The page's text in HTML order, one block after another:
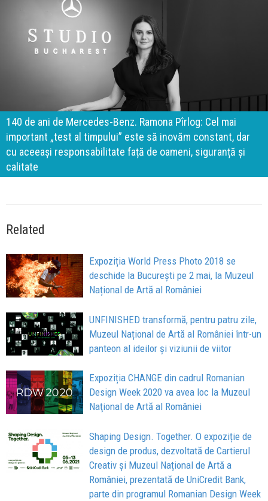
140 de ani de Mercedes-Benz. Ramona Pîrlog: Cel mai
important „test al timpului” este să inovăm constant, dar
cu aceeași responsabilitate față de oameni, siguranță și
calitate
Related
Expoziția World Press Photo 2018 se
deschide la București pe 2 mai, la Muzeul
Național de Artă al României
UNFINISHED transformă, pentru patru zile,
Muzeul Național de Artă al României într-un
panteon al ideilor și viziunii de viitor
Expoziția CHANGE din cadrul Romanian
Design Week 2020 va avea loc la Muzeul
Naţional de Artă al României
Shaping Design. Together. O expoziție de
design de produs, dezvoltată de Cartierul
Creativ și Muzeul Național de Artă a
României, prezentată de UniCredit Bank,
parte din programul Romanian Design Week